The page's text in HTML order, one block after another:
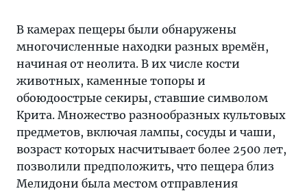
В камерах пещеры были обнаружены
многочисленные находки разных времён,
начиная от неолита. В их числе кости
животных, каменные топоры и
обоюдоострые секиры, ставшие символом
Крита. Множество разнообразных культовых
предметов, включая лампы, сосуды и чаши,
возраст которых насчитывает более 2500 лет,
позволили предположить, что пещера близ
Мелидони была местом отправления